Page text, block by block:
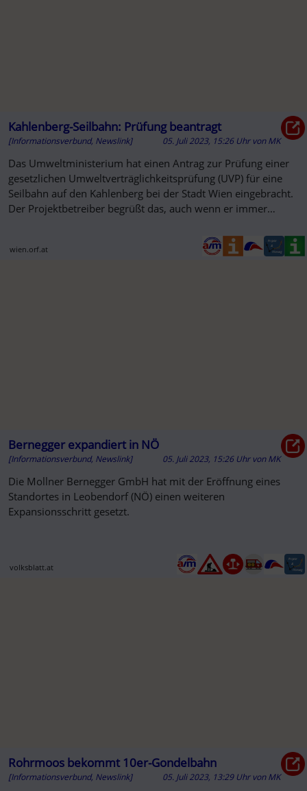
Kahlenberg-Seilbahn: Prüfung beantragt
[Informationsverbund, Newslink] 05. Juli 2023, 15:26 Uhr vonMK
Das Umweltministerium hat einen Antrag zur Prüfung einer
gesetzlichen Umweltverträglichkeitsprüfung (UVP) für eine
Seilbahn auf den Kahlenberg bei der Stadt Wien eingebracht.
Der Projektbetreiber begrüßt das, auch wenn er immer
wien.orf.at
Bernegger expandiert in NÖ
[Informationsverbund, Newslink] 05. Juli 2023, 15:26 Uhr vonMK
Die Mollner Bernegger GmbH hat mit der Eröffnung eines
Standortes in Leobendorf (NÖ) einen weiteren
Expansionsschritt gesetzt.
volksblatt.at
Rohrmoos bekommt 10er-Gondelbahn
[Informationsverbund, Newslink] 05. Juli 2023, 13:29 Uhr vonMK